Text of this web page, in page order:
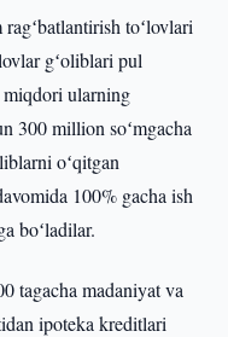
toʻlovlari
gʻoliblari pul
miqdori ularning
300 million soʻmgacha
oʻqitgan
100% gacha ish
boʻladilar.
tagacha madaniyat va
ipoteka kreditlari